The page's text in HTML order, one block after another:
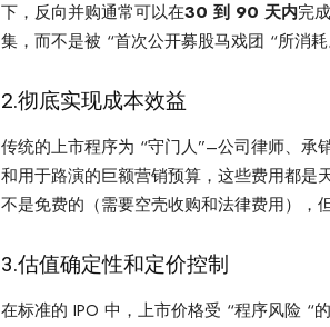
下，反向并购通常可以在30 到 90 天内完
集，而不是被 “首次公开募股马戏团 “所消耗
2.彻底实现成本效益
传统的上市程序为 “守门人”–公司律师、承
和用于路演的巨额营销预算，这些费用都是
不是免费的（需要空壳收购和法律费用），
3.估值确定性和定价控制
在标准的 IPO 中，上市价格受 “程序风险 “